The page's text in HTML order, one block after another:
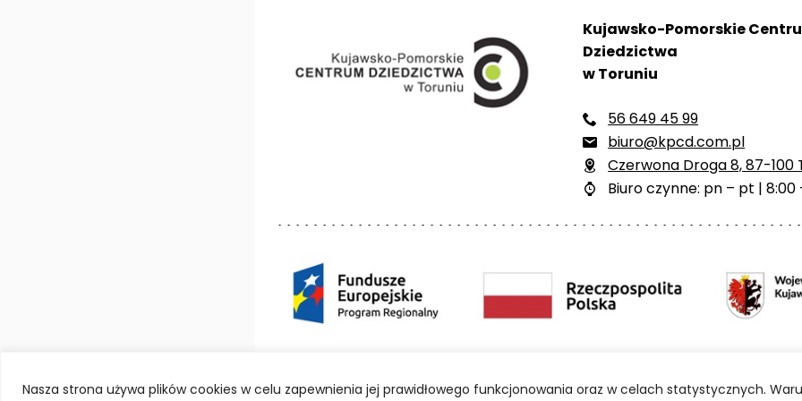
Nasza strona używa plików cookies w celu zapewnienia jej prawidłowego funkcjonowania oraz w celach statystycznych.
Kujawsko-Pomorskie
Dziedzictwa
w Toruniu
 56 649 45 99
 biuro@kpcd.com.pl
 Czerwona Droga 8, 87-100
 Biuro czynne: pn – pt | 8:00
Deklaracja dostępności Polityka prywatności Mapa strony BIP